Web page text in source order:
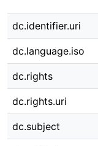
dc.identifier.uri
dc.language.iso
dc.rights
dc.rights.uri
dc.subject